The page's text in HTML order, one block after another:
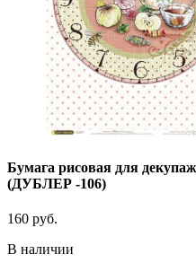
Бумага рисовая для
(ДУБЛЕР -106)
160 руб.
В наличии